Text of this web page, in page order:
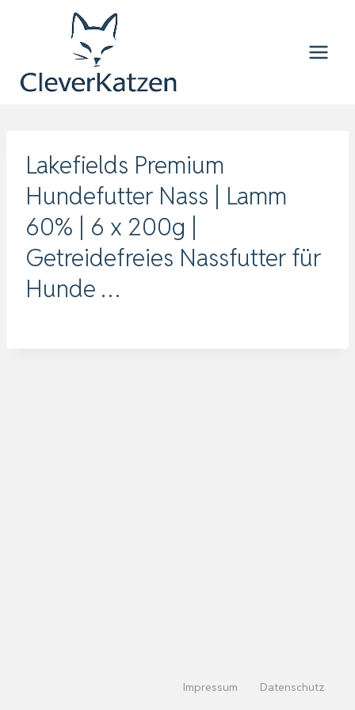
Lakefields Premium
Hundefutter Nass | Lamm
60% | 6 x 200g |
Getreidefreies Nassfutter für
Hunde …
Impressum Datenschutz